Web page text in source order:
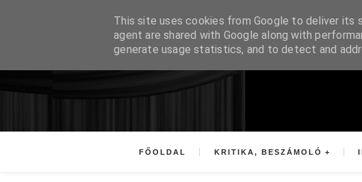
FŐOLDAL KRITIKA, BESZÁMOLÓ
This site uses cookies from Google to deliver its
agent are shared with Google along with
generate usage statistics, and to detect and